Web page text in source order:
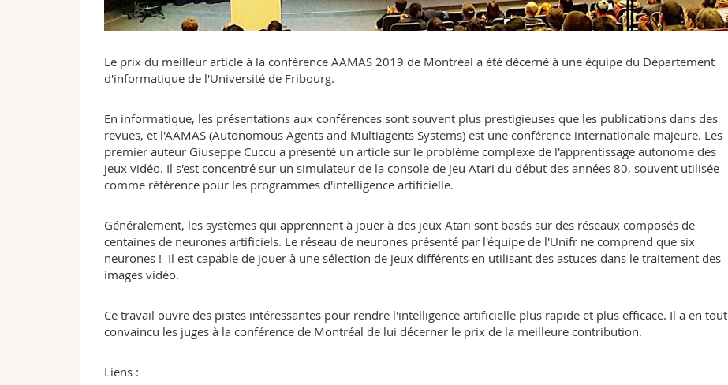
Le prix du meilleur article à la conférence AAMAS 2019 de Montréal a été décerné à une équipe du Département
d'informatique de l'Université de Fribourg.
En informatique, les présentations aux conférences sont souvent plus prestigieuses que les publications dans des
revues, et l'AAMAS (Autonomous Agents and Multiagents Systems) est une conférence internationale majeure. Les
premier auteur Giuseppe Cuccu a présenté un article sur le problème complexe de l'apprentissage autonome des
jeux vidéo. Il s'est concentré sur un simulateur de la console de jeu Atari du début des années 80, souvent utilisée
comme référence pour les programmes d'intelligence artificielle.
Généralement, les systèmes qui apprennent à jouer à des jeux Atari sont basés sur des réseaux composés de
centaines de neurones artificiels. Le réseau de neurones présenté par l'équipe de l'Unifr ne comprend que six
neurones ! Il est capable de jouer à une sélection de jeux différents en utilisant des astuces dans le traitement des
images vidéo.
Ce travail ouvre des pistes intéressantes pour rendre l'intelligence artificielle plus rapide et plus efficace. Il a en tout
convaincu les juges à la conférence de Montréal de lui décerner le prix de la meilleure contribution.
Liens :